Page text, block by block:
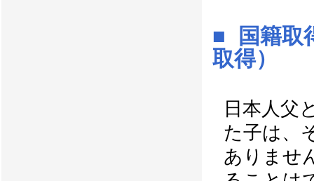
■ 国籍取
取得）
日本人父
た子は、
ありませ